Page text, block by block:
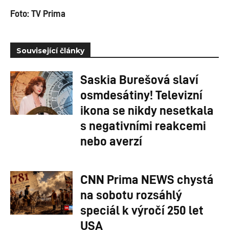
Foto: TV Prima
Související články
Saskia Burešová slaví
osmdesátiny! Televizní
ikona se nikdy nesetkala
s negativními reakcemi
nebo averzí
CNN Prima NEWS chystá
na sobotu rozsáhlý
speciál k výročí 250 let
USA